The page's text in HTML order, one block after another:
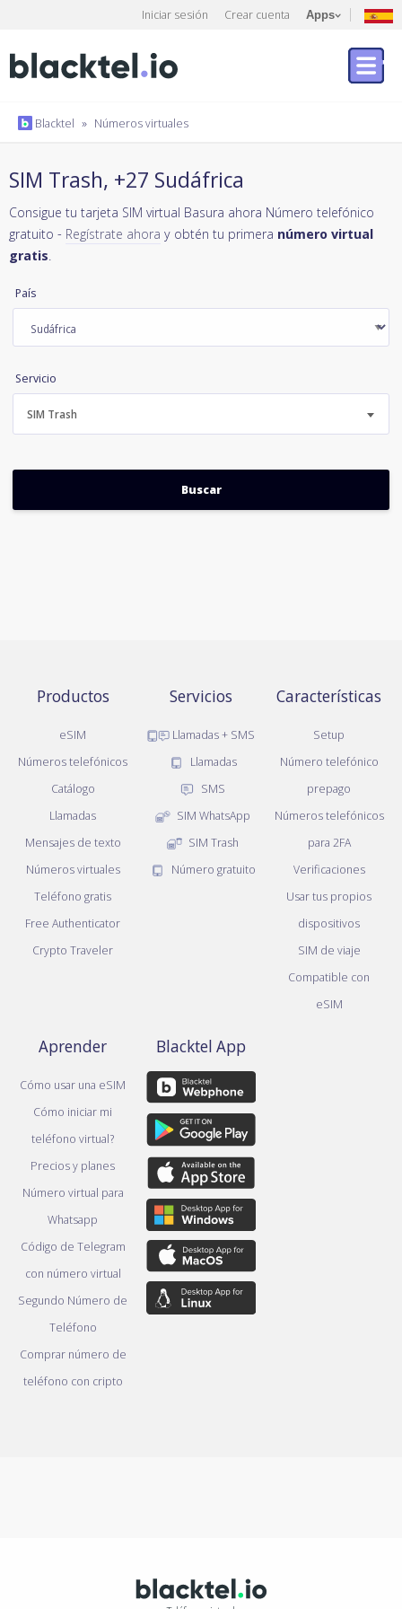
Iniciar sesión Crear cuenta Apps
Blacktel » Números virtuales
SIM Trash, +27 Sudáfrica
Consigue tu tarjeta SIM virtual Basura ahora Número telefónico
gratuito - Regístrate ahora y obtén tu primera número virtual
gratis.
País
Servicio
SIM Trash
Productos
eSIM
Números telefónicos
Catálogo
Llamadas
Mensajes de texto
Números virtuales
Teléfono gratis
Free Authenticator
Crypto Traveler
Servicios
Llamadas + SMS
Llamadas
SMS
SIM WhatsApp
SIM Trash
Número gratuito
Características
Setup
Número telefónico
prepago
Números telefónicos
para 2FA
Verificaciones
Usar tus propios
dispositivos
SIM de viaje
Compatible con
eSIM
Aprender
Cómo usar una eSIM
Cómo iniciar mi
teléfono virtual?
Precios y planes
Número virtual para
Whatsapp
Código de Telegram
con número virtual
Segundo Número de
Teléfono
Comprar número de
teléfono con cripto
Blacktel App